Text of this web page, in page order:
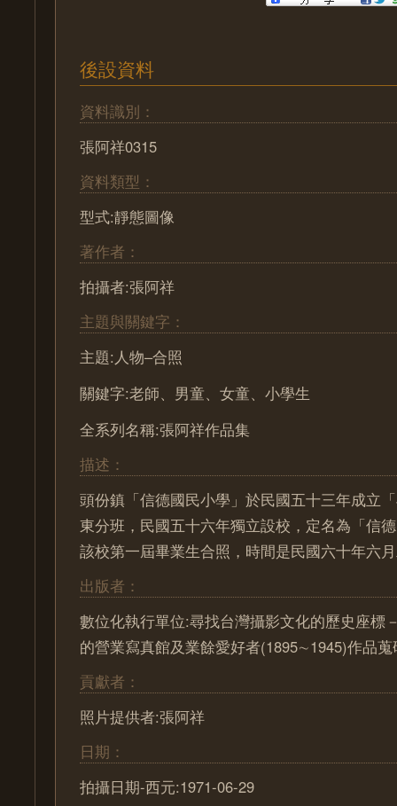
後設資料
資料識別：
張阿祥0315
資料類型：
型式:靜態圖像
著作者：
拍攝者:張阿祥
主題與關鍵字：
主題:人物–合照
關鍵字:老師、男童、女童、小學生
全系列名稱:張阿祥作品集
描述：
頭份鎮「信德國民小學」於民國五十三年成立
東分班，民國五十六年獨立設校，定名為「信
該校第一屆畢業生合照，時間是民國六十年六
出版者：
數位化執行單位:尋找台灣攝影文化的歷史座標
的營業寫真館及業餘愛好者(1895∼1945)作品
貢獻者：
照片提供者:張阿祥
日期：
拍攝日期-西元:1971-06-29